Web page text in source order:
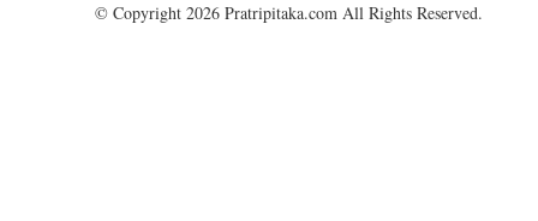
© Copyright 2026 Pratripitaka.com All Rights Reserved.